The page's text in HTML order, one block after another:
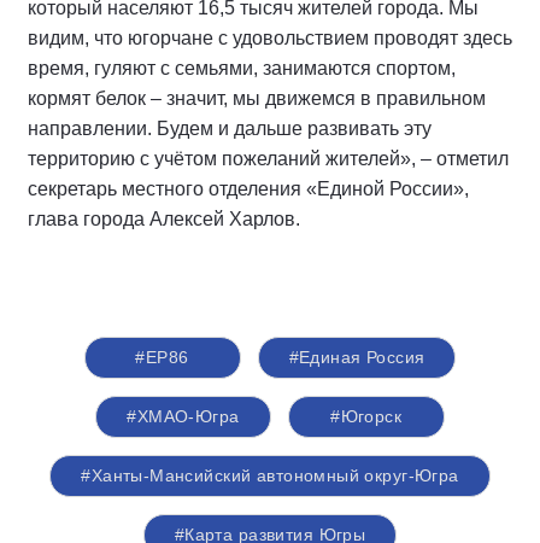
который населяют 16,5 тысяч жителей города. Мы
видим, что югорчане с удовольствием проводят здесь
время, гуляют с семьями, занимаются спортом,
кормят белок – значит, мы движемся в правильном
направлении. Будем и дальше развивать эту
территорию с учётом пожеланий жителей», – отметил
секретарь местного отделения «Единой России»,
глава города Алексей Харлов.
#ЕР86 #Единая Россия
#ХМАО-Югра #Югорск
#Ханты-Мансийский автономный округ-Югра
#Карта развития Югры